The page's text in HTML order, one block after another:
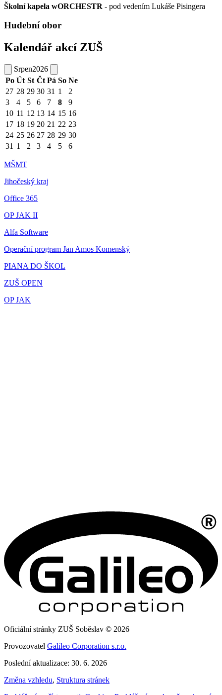
Školní kapela wORCHESTR - pod vedením Lukáše Pisingera
Hudební obor
Kalendář akcí ZUŠ
Srpen2026
Po Út St Čt Pá So Ne
27 28 29 30 31 1
2
3
4 5 6 7 8
9
10 11 12 13 14 15 16
17 18 19 20 21 22 23
24 25 26 27 28 29 30
31 1 2 3 4 5 6
MŠMT
Jihočeský kraj
Office 365
OP JAK II
Alfa Software
Operační program Jan Amos Komenský
PIANA DO ŠKOL
ZUŠ OPEN
OP JAK
Oficiální stránky ZUŠ Soběslav © 2026
Provozovatel Galileo Corporation s.r.o.
Poslední aktualizace: 30. 6. 2026
Změna vzhledu, Struktura stránek